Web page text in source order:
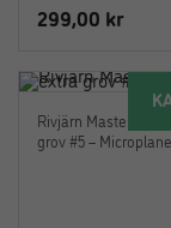
299,00 kr
Rivjärn Master i
grov #5 – Microplane